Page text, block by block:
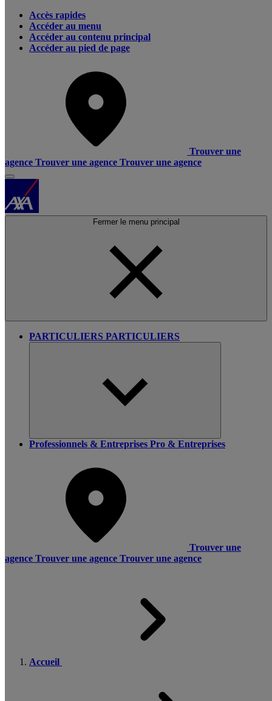
Accès rapides
Accéder au menu
Accéder au contenu principal
Accéder au pied de page
Trouver une
agence Trouver une agence Trouver une agence
Fermer le menu principal
PARTICULIERS PARTICULIERS
Professionnels & Entreprises Pro & Entreprises
Trouver une
agence Trouver une agence Trouver une agence
Accueil